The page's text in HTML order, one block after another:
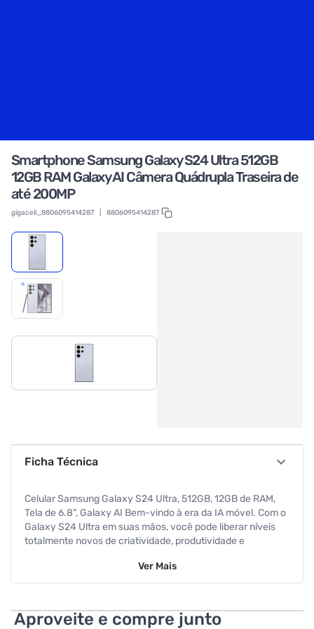
Smartphone Samsung Galaxy S24 Ultra 512GB
12GB RAM Galaxy AI Câmera Quádrupla Traseira de
até 200MP
gigacell_8806095414287 8806095414287
Ficha Técnica
Celular Samsung Galaxy S24 Ultra, 512GB, 12GB de RAM,
Tela de 6.8", Galaxy AI Bem-vindo à era da IA móvel. Com o
Galaxy S24 Ultra em suas mãos, você pode liberar níveis
totalmente novos de criatividade, produtividade e
da sua vida: seu smartphone. Confira a atualização: uma
alcance, melhor resistência a arranhões com Corning®
Gorilla® Armor, uma camada transparente representando o
Ver Mais
Aproveite e compre junto